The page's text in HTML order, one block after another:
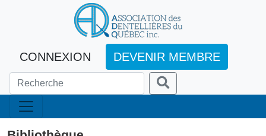
CONNEXION DEVENIR MEMBRE